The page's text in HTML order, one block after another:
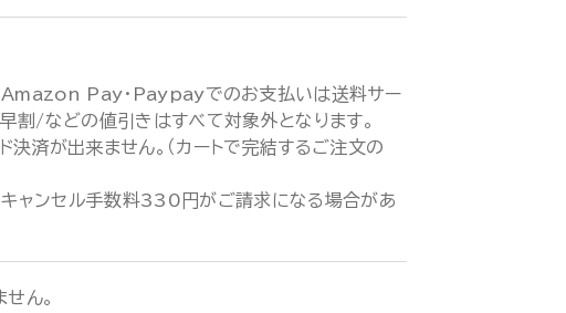
Pay・Paypayでのお支払いは送料サー
/などの値引きはすべて対象外となります。
決済が出来ません。（カートで完結するご注文の
キャンセル手数料330円がご請求になる場合があ
ん。